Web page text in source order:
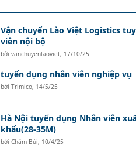
Vận chuyển Lào Việt Logistics
viên nội bộ
bởi vanchuyenlaoviet, 17/10/25
tuyển dụng nhân viên nghiệp vụ
bởi Trimico, 14/5/25
Hà Nội tuyển dụng Nhân viên
khẩu(28-35M)
bởi Châm Bùi, 10/4/25